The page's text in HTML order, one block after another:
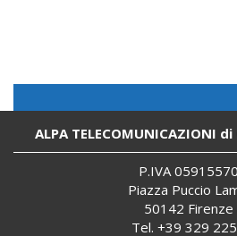
ALPA TELECOMUNICAZIONI
P.IVA 059155
Piazza Puccio
50142 Firenze
Tel. +39 329